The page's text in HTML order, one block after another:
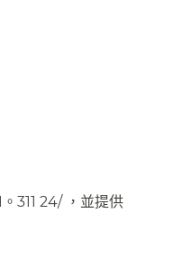
311 24/ ，並提供